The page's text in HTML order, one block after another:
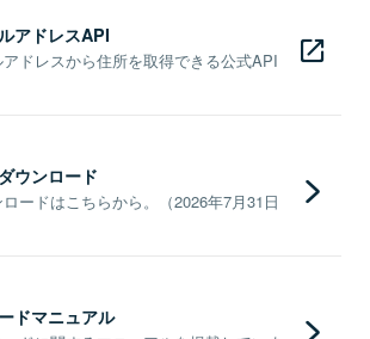
アドレスAPI
ドレスから住所を取得できる公式API
ウンロード
ードはこちらから。（2026年7月31日
ドマニュアル